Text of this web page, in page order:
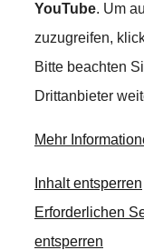
YouTube. Um
zuzugreifen,
Bitte beachten
Drittanbieter
Mehr
Inhalt entsperren
Erforderlichen
entsperren